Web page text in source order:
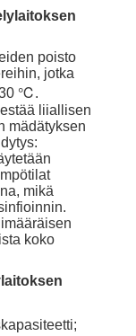
poisto
jotka
30 ℃.
liiallisen
mädätyksen
mikä
koko